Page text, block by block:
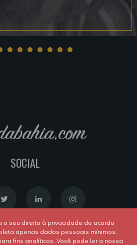
SOCIAL
o seu direito à privacidade de acordo
apenas dados pessoais mínimos,
fins analíticos. Você pode ler a nossa